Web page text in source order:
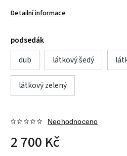
Detailní informace
podsedák
dub
látkový šedý
látkový zelený
Neohodnoceno
2 700 Kč